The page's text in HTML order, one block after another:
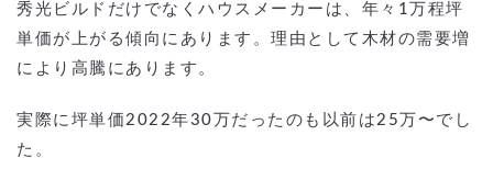
秀光ビルドだけでなくハウスメーカーは、年々1万程坪
単価が上がる傾向にあります。理由として木材の需要増
により高騰にあります。
実際に坪単価2022年30万だったのも以前は25万〜でし
た。